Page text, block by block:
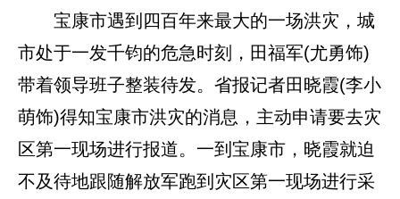
宝康市遇到四百年来最大的一场洪灾，城
市处于一发千钧的危急时刻，田福军(尤勇饰)
带着领导班子整装待发。省报记者田晓霞(李小
萌饰)得知宝康市洪灾的消息，主动申请要去灾
区第一现场进行报道。一到宝康市，晓霞就迫
不及待地跟随解放军跑到灾区第一现场进行采